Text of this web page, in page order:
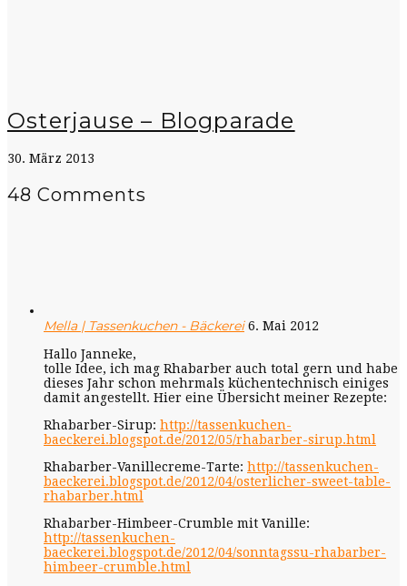
Osterjause – Blogparade
30. März 2013
48 Comments
Mella | Tassenkuchen - Bäckerei 6. Mai 2012
Hallo Janneke,
tolle Idee, ich mag Rhabarber auch total gern und habe
dieses Jahr schon mehrmals küchentechnisch einiges
damit angestellt. Hier eine Übersicht meiner Rezepte:
Rhabarber-Sirup: http://tassenkuchen-
baeckerei.blogspot.de/2012/05/rhabarber-sirup.html
Rhabarber-Vanillecreme-Tarte: http://tassenkuchen-
baeckerei.blogspot.de/2012/04/osterlicher-sweet-table-
rhabarber.html
Rhabarber-Himbeer-Crumble mit Vanille:
http://tassenkuchen-
baeckerei.blogspot.de/2012/04/sonntagssu-rhabarber-
himbeer-crumble.html